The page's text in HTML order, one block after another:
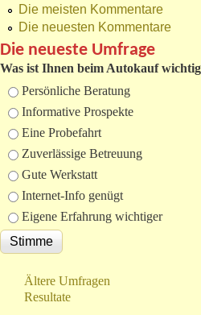
Die meisten Kommentare
Die neuesten Kommentare
Die neueste Umfrage
Was ist Ihnen beim Autokauf
Auswahlmöglichkeiten
Persönliche Beratung
Informative Prospekte
Eine Probefahrt
Zuverlässige Betreuung
Gute Werkstatt
Internet-Info genügt
Eigene Erfahrung wichtiger
Ältere Umfragen
Resultate